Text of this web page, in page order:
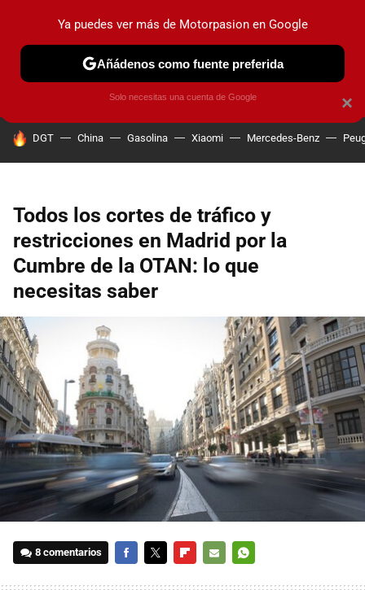
PRUEBAS COCHES ELÉCTRICOS OBSERVATORIO
HOY SE HABLA DE
DGT China Gasolina Xiaomi Mercedes-Benz
Todos los cortes de tráfico y
restricciones en Madrid por la
Cumbre de la OTAN: lo que
necesitas saber
8 comentarios
×
Ya puedes ver más de Motorpasion en Google
Añádenos como fuente preferida
Solo necesitas una cuenta de Google